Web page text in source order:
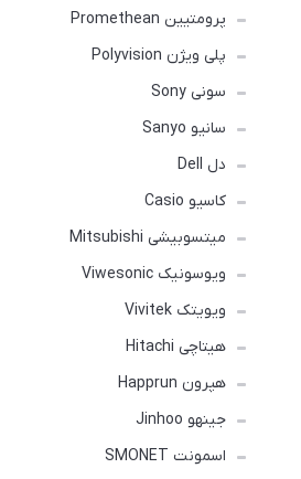
پرومتیین Promethean
پلی ویژن Polyvision
سونی Sony
سانیو Sanyo
دل Dell
کاسیو Casio
میتسوبیشی Mitsubishi
ویوسونیک Viwesonic
ویویتک Vivitek
هیتاچی Hitachi
هپرون Happrun
جینهو Jinhoo
اسمونت SMONET